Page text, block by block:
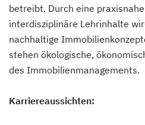
betreibt. Durch eine
interdisziplinäre Lehrinhalte
nachhaltige
stehen ökologische,
des Immobilienmanagements.
Karriereaussichten: